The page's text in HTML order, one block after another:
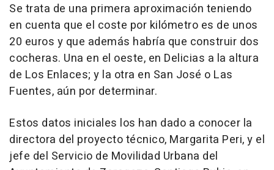
Se trata de una primera aproximación teniendo
en cuenta que el coste por kilómetro es de unos
20 euros y que además habría que construir dos
cocheras. Una en el oeste, en Delicias a la altura
de Los Enlaces; y la otra en San José o Las
Fuentes, aún por determinar.
Estos datos iniciales los han dado a conocer la
directora del proyecto técnico, Margarita Peri, y el
jefe del Servicio de Movilidad Urbana del